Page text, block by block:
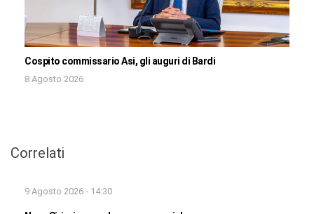
Cospito commissario Asi, gli auguri di Bardi
8 Agosto 2026
Correlati
9 Agosto 2026 - 14:30